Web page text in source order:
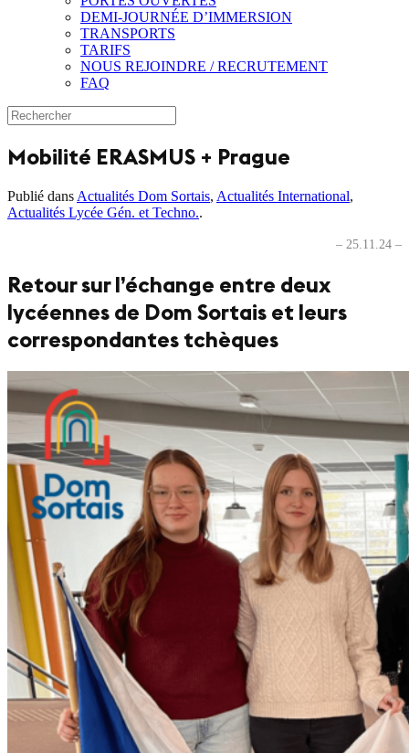
DEMI-JOURNÉE D’IMMERSION
TRANSPORTS
TARIFS
NOUS REJOINDRE / RECRUTEMENT
FAQ
Mobilité ERASMUS + Prague
Publié dans Actualités Dom Sortais, Actualités International,
Actualités Lycée Gén. et Techno..
– 25.11.24 –
Retour sur l’échange entre deux
lycéennes de Dom Sortais et leurs
correspondantes tchèques